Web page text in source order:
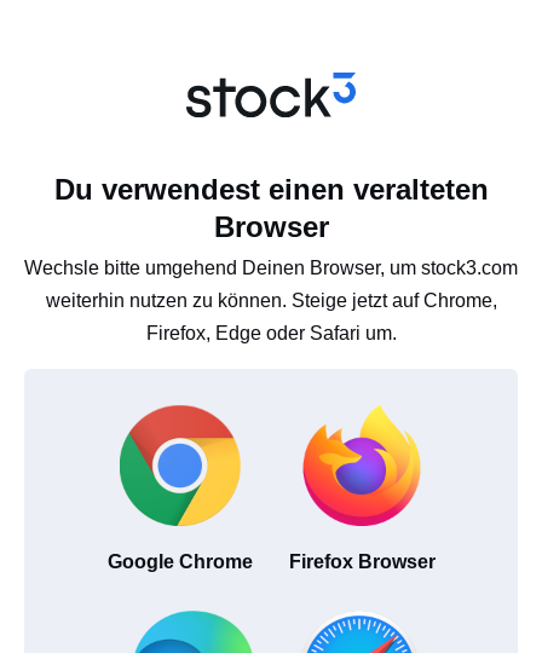
Du verwendest einen veralteten
Browser
Wechsle bitte umgehend Deinen Browser, um stock3.com
weiterhin nutzen zu können. Steige jetzt auf Chrome,
Firefox, Edge oder Safari um.
Google Chrome Firefox Browser